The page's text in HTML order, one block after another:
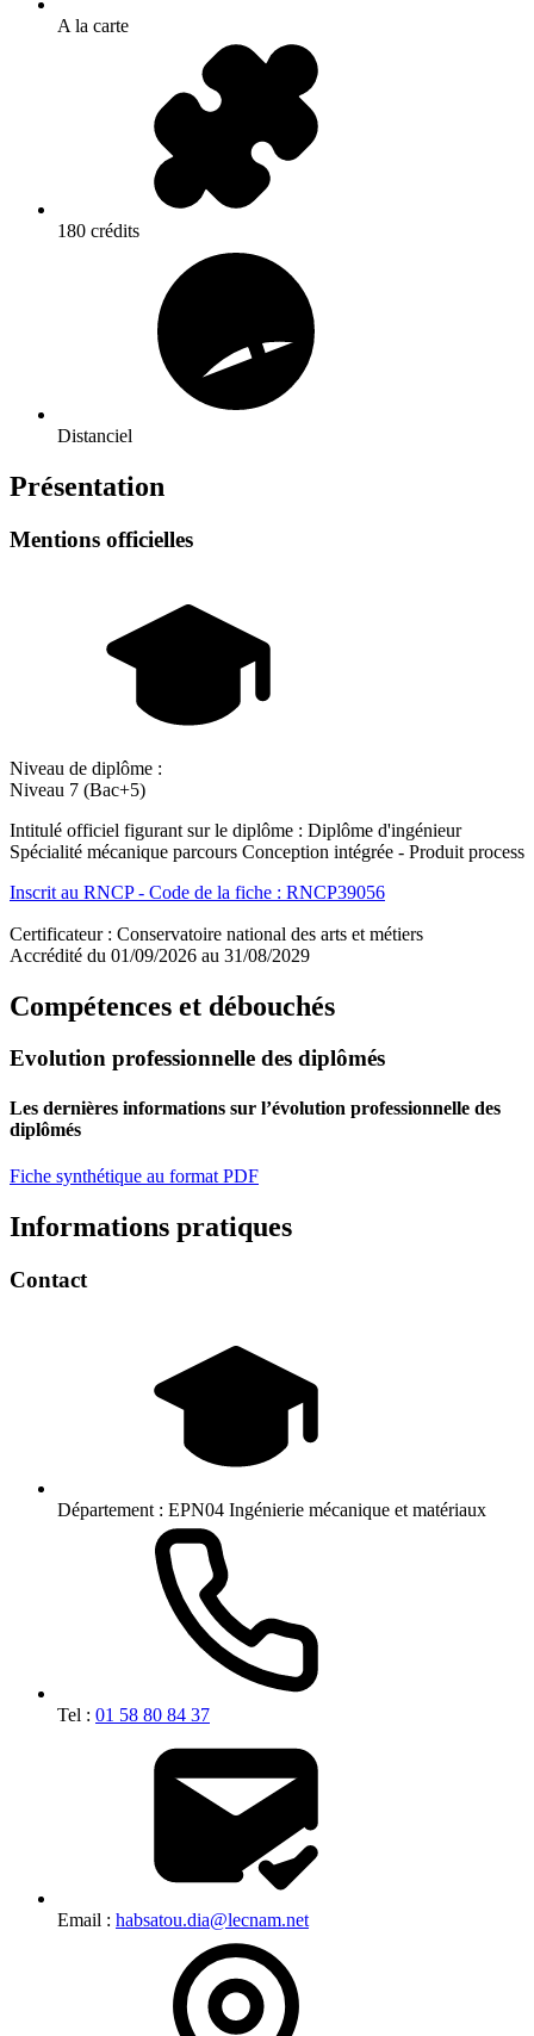
A la carte
180 crédits
Distanciel
Présentation
Mentions officielles
Niveau de diplôme :
Niveau 7 (Bac+5)
Intitulé officiel figurant sur le diplôme : Diplôme d'ingénieur
Spécialité mécanique parcours Conception intégrée - Produit process
Inscrit au RNCP - Code de la fiche : RNCP39056
Certificateur : Conservatoire national des arts et métiers
Accrédité du 01/09/2026 au 31/08/2029
Compétences et débouchés
Evolution professionnelle des diplômés
Les dernières informations sur l’évolution professionnelle des
diplômés
Fiche synthétique au format PDF
Informations pratiques
Contact
Département : EPN04 Ingénierie mécanique et matériaux
Tel : 01 58 80 84 37
Email : habsatou.dia@lecnam.net